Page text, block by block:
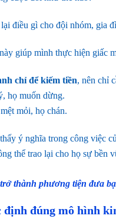
điều gì cho đội nhóm, gia
giúp mình thực hiện giấc
chỉ để kiếm tiền, nên chỉ
họ muốn dừng.
mỏi, họ chán.
ý nghĩa trong công việc
thể trao lại cho họ sự bền
thành phương tiện đưa
định đúng mô hình